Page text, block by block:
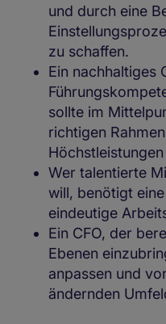
und durch eine
zu schaffen.
Ein nachhaltiges
sollte im
richtigen
Wer talentierte
will, benötigt
eindeutige
Ein CFO, der
Ebenen
anpassen und
ändernden